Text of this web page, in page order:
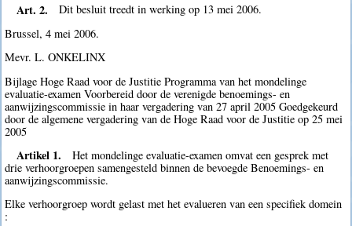
Art. 2.
Dit besluit treedt in werking op 13 mei 2006.
Brussel, 4 mei 2006.
Mevr. L. ONKELINX
Bijlage Hoge Raad voor de Justitie Programma van het mondelinge
evaluatie-examen Voorbereid door de verenigde benoemings- en
aanwijzingscommissie in haar vergadering van 27 april 2005 Goedgekeurd
door de algemene vergadering van de Hoge Raad voor de Justitie op 25 mei
2005
Artikel 1.
Het mondelinge evaluatie-examen omvat een gesprek met
drie verhoorgroepen samengesteld binnen de bevoegde Benoemings- en
aanwijzingscommissie.
Elke verhoorgroep wordt gelast met het evalueren van een specifiek domein
: